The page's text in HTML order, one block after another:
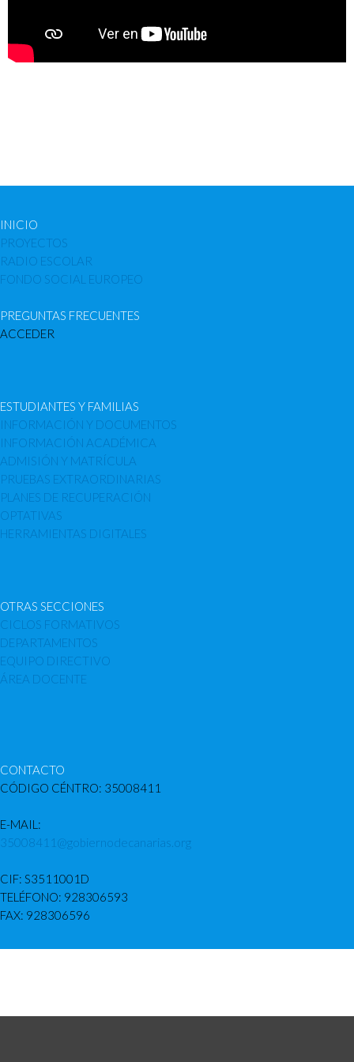
INICIO
PROYECTOS
RADIO ESCOLAR
FONDO SOCIAL EUROPEO
PREGUNTAS FRECUENTES
ACCEDER
ESTUDIANTES Y FAMILIAS
INFORMACIÓN Y DOCUMENTOS
INFORMACIÓN ACADÉMICA
ADMISIÓN Y MATRÍCULA
PRUEBAS EXTRAORDINARIAS
PLANES DE RECUPERACIÓN
OPTATIVAS
HERRAMIENTAS DIGITALES
OTRAS SECCIONES
CICLOS FORMATIVOS
DEPARTAMENTOS
EQUIPO DIRECTIVO
ÁREA DOCENTE
CONTACTO
CÓDIGO CÉNTRO: 35008411
E-MAIL:
35008411@gobiernodecanarias.org
CIF: S3511001D
TELÉFONO: 928306593
FAX: 928306596